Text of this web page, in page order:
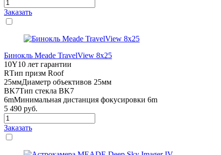
Заказать
Бинокль Meade TravelView 8x25
10Y10 лет гарантии
RТип призм Roof
25ммДиаметр объективов 25мм
BK7Тип стекла BK7
6mМинимальная дистанция фокусировки 6m
5 490 руб.
Заказать